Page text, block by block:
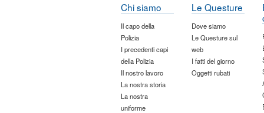
Chi siamo
Il capo della
Polizia
I precedenti capi
della Polizia
Il nostro lavoro
La nostra storia
La nostra
uniforme
Le Questure
Dove siamo
Le Questure sul
web
I fatti del giorno
Oggetti rubati